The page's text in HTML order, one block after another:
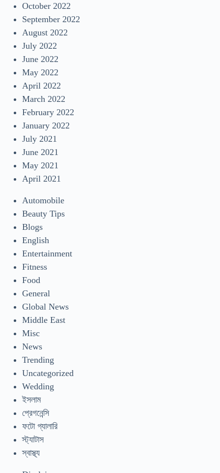
October 2022
September 2022
August 2022
July 2022
June 2022
May 2022
April 2022
March 2022
February 2022
January 2022
July 2021
June 2021
May 2021
April 2021
Automobile
Beauty Tips
Blogs
English
Entertainment
Fitness
Food
General
Global News
Middle East
Misc
News
Trending
Uncategorized
Wedding
ইসলাম
প্রেগনেন্সি
ফটো গ্যালারি
স্ট্যাটাস
স্বাস্থ্য